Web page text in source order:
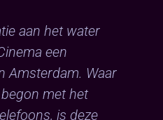
aan het water
een
Amsterdam. Waar
met het
is deze